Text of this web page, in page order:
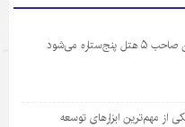
می‌شود
مهم‌ترین ابزارهای توسعه